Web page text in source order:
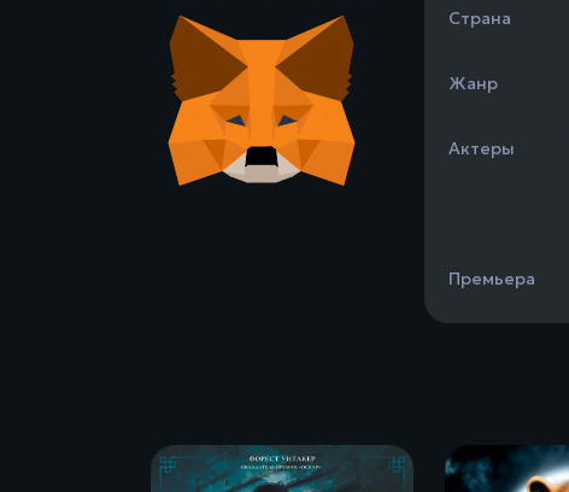
Страна
Жанр
Актеры
Премьера